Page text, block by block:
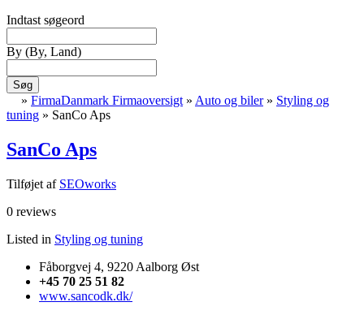
Indtast søgeord
By (By, Land)
Søg
» FirmaDanmark Firmaoversigt » Auto og biler » Styling og
tuning » SanCo Aps
SanCo Aps
Tilføjet af SEOworks
0 reviews
Listed in Styling og tuning
Fåborgvej 4, 9220 Aalborg Øst
+45 70 25 51 82
www.sancodk.dk/